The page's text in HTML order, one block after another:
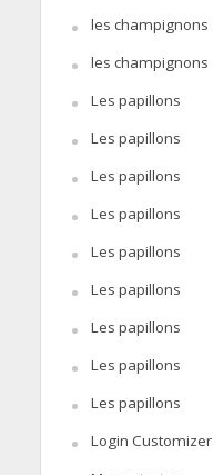
les champignons
les champignons
Les papillons
Les papillons
Les papillons
Les papillons
Les papillons
Les papillons
Les papillons
Les papillons
Les papillons
Login Customizer